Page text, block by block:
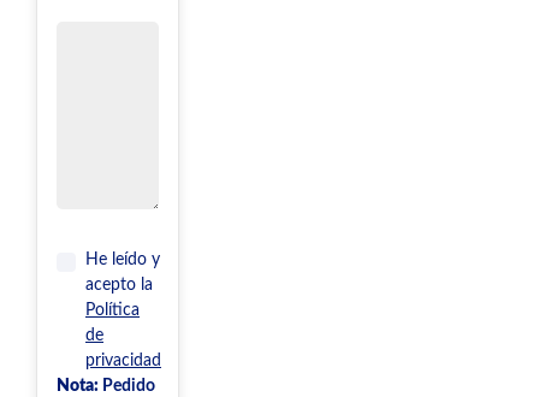
He leído y
acepto la
Política
de
privacidad
Nota: Pedido